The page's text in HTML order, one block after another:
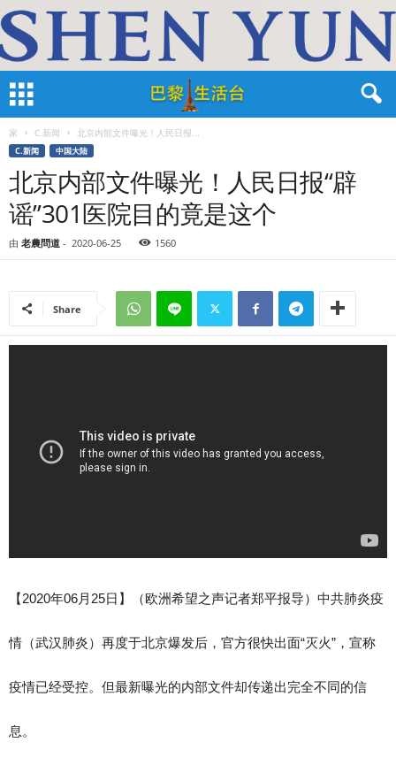
家 C.新闻 北京内部文件曝光！人民日报...
C.新闻 中国大陆
北京内部文件曝光！人民日报“辟
谣”301医院目的竟是这个
由 老農問道 - 2020-06-25 1560
Share
【2020年06月25日】（欧洲希望之声记者郑平报导）中共肺炎疫
情（武汉肺炎）再度于北京爆发后，官方很快出面“灭火”，宣称
疫情已经受控。但最新曝光的内部文件却传递出完全不同的信
息。